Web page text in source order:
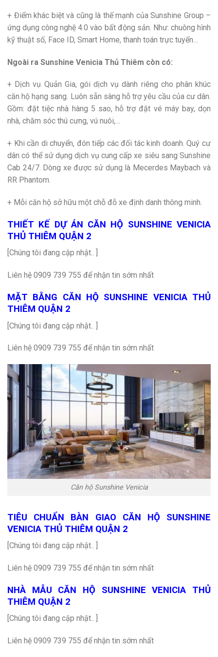
+ Điểm khác biệt và cũng là thế mạnh của Sunshine Group –
ứng dụng công nghệ 4.0 vào bất động sản. Như: chuông hình
kỹ thuật số, Face ID, Smart Home, thanh toán trực tuyến…
Ngoài ra Sunshine Venicia Thủ Thiêm còn có:
+ Dịch vụ Quản Gia, gói dịch vụ dành riêng cho phân khúc
căn hộ hạng sang. Luôn sẵn sàng hỗ trợ yêu cầu của cư dân.
Gồm: đặt tiệc nhà hàng 5 sao, hỗ trợ đặt vé máy bay, dọn
nhà, chăm sóc thú cưng, vú nuôi,…
+ Khi cần di chuyển, đón tiếp các đối tác kinh doanh. Quý cư
dân có thể sử dụng dịch vụ cung cấp xe siêu sang Sunshine
Cab 24/7. Dòng xe được sử dụng là Mecerdes Maybach và
RR Phantom.
+ Mỗi căn hộ sở hữu một chỗ đỗ xe định danh thông minh.
THIẾT KẾ DỰ ÁN CĂN HỘ SUNSHINE VENICIA
THỦ THIÊM QUẬN 2
[Chúng tôi đang cập nhật.. ]
Liên hệ 0909 739 755 để nhận tin sớm nhất
MẶT BẰNG CĂN HỘ SUNSHINE VENICIA THỦ
THIÊM QUẬN 2
[Chúng tôi đang cập nhật.. ]
Liên hệ 0909 739 755 để nhận tin sớm nhất
Căn hộ Sunshine Venicia
TIÊU CHUẨN BÀN GIAO CĂN HỘ SUNSHINE
VENICIA THỦ THIÊM QUẬN 2
[Chúng tôi đang cập nhật.. ]
Liên hệ 0909 739 755 để nhận tin sớm nhất
NHÀ MẪU CĂN HỘ SUNSHINE VENICIA THỦ
THIÊM QUẬN 2
[Chúng tôi đang cập nhật.. ]
Liên hệ 0909 739 755 để nhận tin sớm nhất